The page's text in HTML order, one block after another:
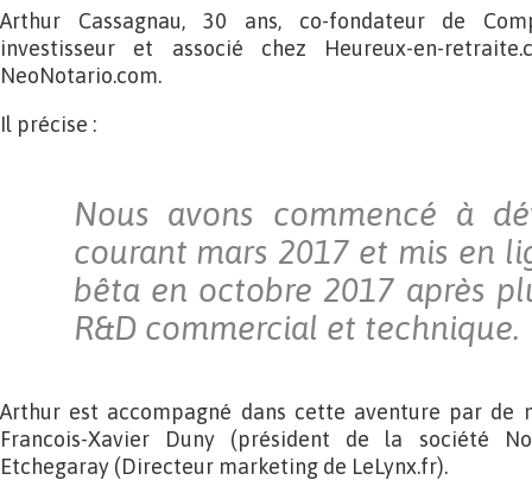
Arthur Cassagnau, 30 ans, co-fondateur de
investisseur et associé chez Heureux-en-
NeoNotario.com.
Il précise :
Nous avons commencé à
courant mars 2017 et mis en
bêta en octobre 2017 après
R&D commercial et technique.
Arthur est accompagné dans cette aventure par de
Francois-Xavier Duny (président de la société
Etchegaray (Directeur marketing de LeLynx.fr).